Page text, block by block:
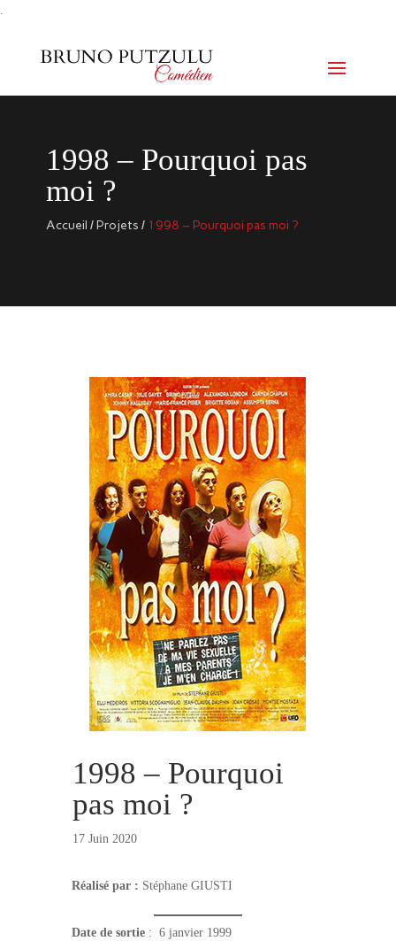
.
1998 – Pourquoi pas
moi ?
Accueil /Projets / 1998 – Pourquoi pas moi ?
1998 – Pourquoi
pas moi ?
17 Juin 2020
Réalisé par : Stéphane GIUSTI
Date de sortie: 6 janvier 1999